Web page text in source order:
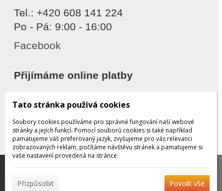
Tel.: +420 608 141 224
Po - Pá: 9:00 - 16:00
Facebook
Přijímáme online platby
Děkujeme za důvěru
pomáhají poskytovat služby. Používáním našich služeb
vyjadřujete souhlas s používáním souborů cookies.Více
✖
Tato stránka používá cookies
Soubory cookies používáme pro správné fungování naší webové
stránky a jejích funkcí. Pomocí souborů cookies si také například
pamatujeme váš preferovaný jazyk, zvyšujeme pro vás relevanci
zobrazovaných reklam, počítáme návštěvu stránek a pamatujeme si
vaše nastavení provedená na stránce.
Přizpůsobit Povolit vše